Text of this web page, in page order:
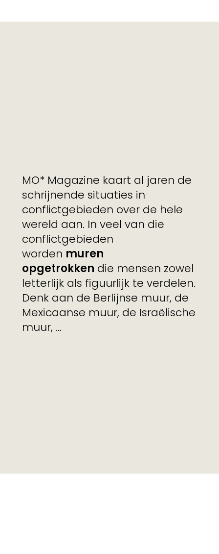
MO* Magazine kaart al jaren de
schrijnende situaties in
conflictgebieden over de hele
wereld aan. In veel van die
conflictgebieden
worden muren
opgetrokken die mensen zowel
letterlijk als figuurlijk te verdelen.
Denk aan de Berlijnse muur, de
Mexicaanse muur, de Israëlische
muur, …